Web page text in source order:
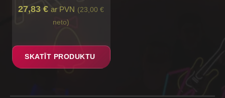
27,83 € ar PVN (23,00 €
neto)
SKATĪT PRODUKTU